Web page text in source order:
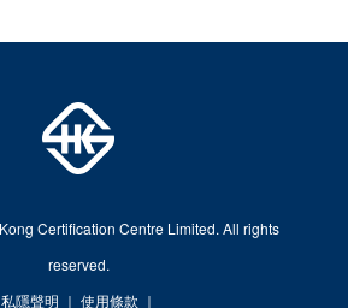
Certification Centre Limited. All rights
reserved.
私隱聲明 ｜ 使用條款 ｜